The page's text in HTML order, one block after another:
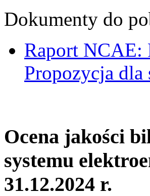
Dokumenty do
Raport NCAE:
Propozycja dla
Ocena jakości
systemu
31.12.2024 r.